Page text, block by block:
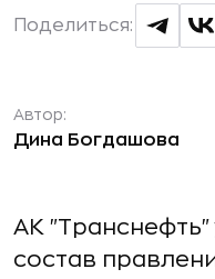
Поделиться:
Автор:
Дина Богдашова
АК
состав